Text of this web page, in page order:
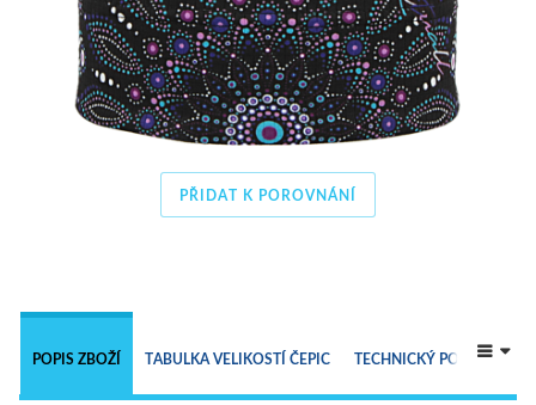
PŘIDAT K POROVNÁNÍ
 
POPIS ZBOŽÍ TABULKA VELIKOSTÍ ČEPIC TECHNICKÝ POPIS